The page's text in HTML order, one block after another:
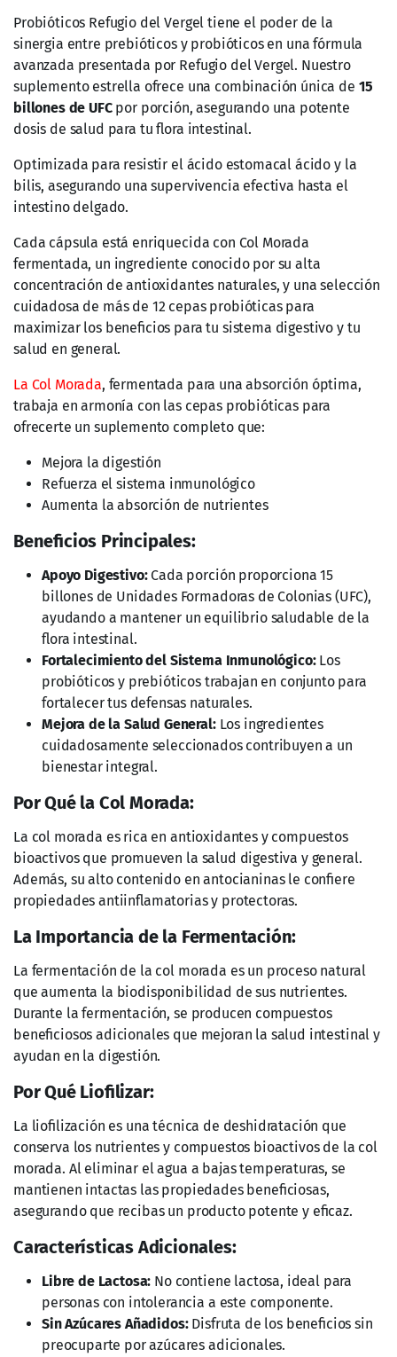
Probióticos Refugio del Vergel tiene el poder de la
sinergia entre prebióticos y probióticos en una fórmula
avanzada presentada por Refugio del Vergel. Nuestro
suplemento estrella ofrece una combinación única de 15
billones de UFCpor porción, asegurando una potente
dosis de salud para tu flora intestinal.
Optimizada para resistir el ácido estomacal ácido y la
bilis, asegurando una supervivencia efectiva hasta el
intestino delgado.
Cada cápsula está enriquecida con Col Morada
fermentada, un ingrediente conocido por su alta
concentración de antioxidantes naturales, y una selección
cuidadosa de más de 12 cepas probióticas para
maximizar los beneficios para tu sistema digestivo y tu
salud en general.
La Col Morada, fermentada para una absorción óptima,
trabaja en armonía con las cepas probióticas para
ofrecerte un suplemento completo que:
Mejora la digestión
Refuerza el sistema inmunológico
Aumenta la absorción de nutrientes
Beneficios Principales:
Apoyo Digestivo:Cada porción proporciona 15
billones de Unidades Formadoras de Colonias (UFC),
ayudando a mantener un equilibrio saludable de la
flora intestinal.
Fortalecimiento del Sistema Inmunológico:Los
probióticos y prebióticos trabajan en conjunto para
fortalecer tus defensas naturales.
Mejora de la Salud General:Los ingredientes
cuidadosamente seleccionados contribuyen a un
bienestar integral.
Por Qué la Col Morada:
La col morada es rica en antioxidantes y compuestos
bioactivos que promueven la salud digestiva y general.
Además, su alto contenido en antocianinas le confiere
propiedades antiinflamatorias y protectoras.
La Importancia de la Fermentación:
La fermentación de la col morada es un proceso natural
que aumenta la biodisponibilidad de sus nutrientes.
Durante la fermentación, se producen compuestos
beneficiosos adicionales que mejoran la salud intestinal y
ayudan en la digestión.
Por Qué Liofilizar:
La liofilización es una técnica de deshidratación que
conserva los nutrientes y compuestos bioactivos de la col
morada. Al eliminar el agua a bajas temperaturas, se
mantienen intactas las propiedades beneficiosas,
asegurando que recibas un producto potente y eficaz.
Características Adicionales:
Libre de Lactosa: No contiene lactosa, ideal para
personas con intolerancia a este componente.
Sin Azúcares Añadidos:Disfruta de los beneficios sin
preocuparte por azúcares adicionales.